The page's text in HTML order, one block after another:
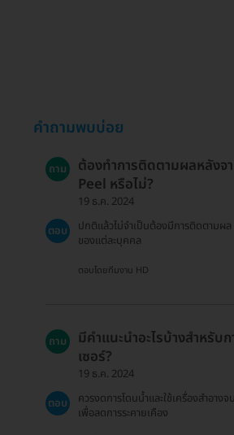
คำถามพบบ่อย
ถาม
ต้องทำการติดตามผลหลังจ
Peel หรือไม่?
19 ธ.ค. 2024
ตอบ
ปกติแล้วไม่จำเป็นต้องมีการติดตามผ
ของแต่ละบุคคล
ตอบโดยทีมงาน HD
ถาม
มีคำแนะนำอะไรบ้างสำหรับ
เซอร์?
19 ธ.ค. 2024
ตอบ
ควรงดการโดนน้ำและใช้เครื่องสำอา
เพื่อลดการระคายเคือง